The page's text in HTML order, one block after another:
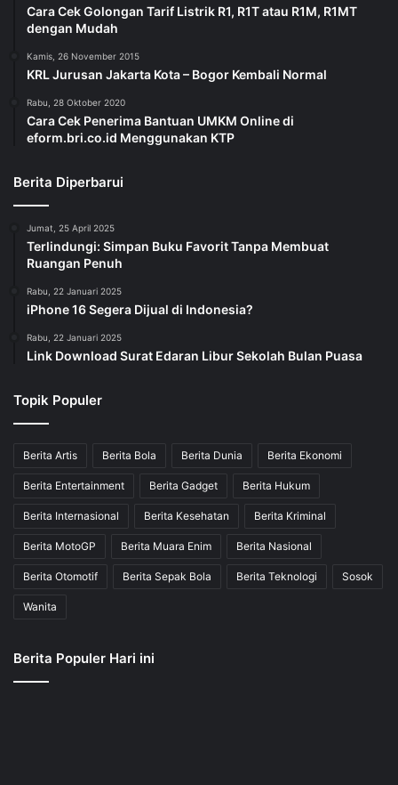
Cara Cek Golongan Tarif Listrik R1, R1T atau R1M, R1MT
dengan Mudah
Kamis, 26 November 2015
KRL Jurusan Jakarta Kota – Bogor Kembali Normal
Rabu, 28 Oktober 2020
Cara Cek Penerima Bantuan UMKM Online di
eform.bri.co.id Menggunakan KTP
Berita Diperbarui
Jumat, 25 April 2025
Terlindungi: Simpan Buku Favorit Tanpa Membuat
Ruangan Penuh
Rabu, 22 Januari 2025
iPhone 16 Segera Dijual di Indonesia?
Rabu, 22 Januari 2025
Link Download Surat Edaran Libur Sekolah Bulan Puasa
Topik Populer
Berita Artis Berita Bola Berita Dunia Berita Ekonomi
Berita Entertainment Berita Gadget Berita Hukum
Berita Internasional Berita Kesehatan Berita Kriminal
Berita MotoGP Berita Muara Enim Berita Nasional
Berita Otomotif Berita Sepak Bola Berita Teknologi Sosok
Wanita
Berita Populer Hari ini